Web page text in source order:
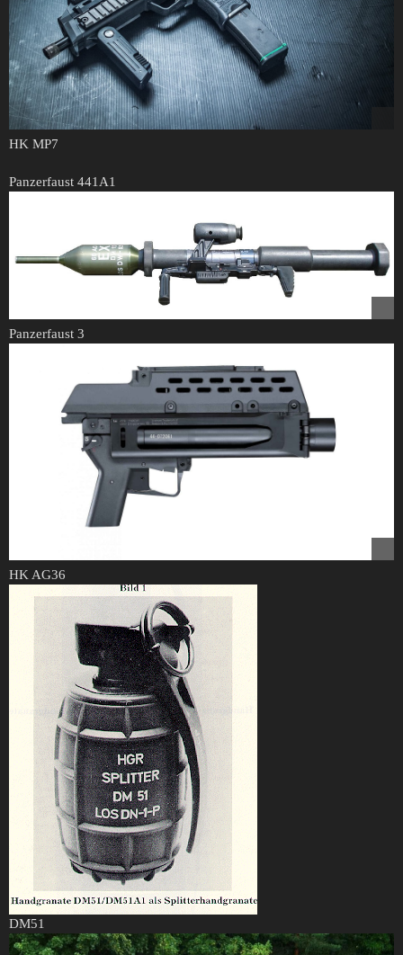
HK MP7
Panzerfaust 441A1
Panzerfaust 3
HK AG36
DM51